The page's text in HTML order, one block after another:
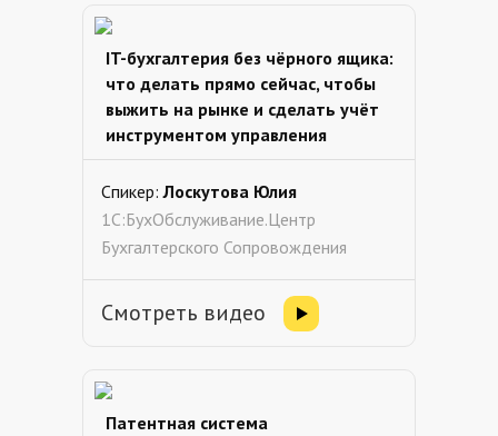
IT-бухгалтерия без чёрного ящика:
что делать прямо сейчас, чтобы
выжить на рынке и сделать учёт
инструментом управления
Спикер:Лоскутова Юлия
1С:БухОбслуживание.Центр
Бухгалтерского Сопровождения
Смотреть видео
Патентная система